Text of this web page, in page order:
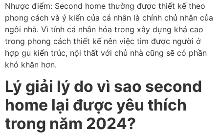
Nhược điểm: Second home thường được thiết kế theo
phong cách và ý kiến của cá nhân là chính chủ nhân của
ngôi nhà. Vì tính cá nhân hóa trong xây dựng khá cao
trong phong cách thiết kế nên việc tìm được người ở
hợp gu kiến trúc, nội thất với chủ nhà cũng sẽ có phần
khó khăn hơn.
Lý giải lý do vì sao second
home lại được yêu thích
trong năm 2024?